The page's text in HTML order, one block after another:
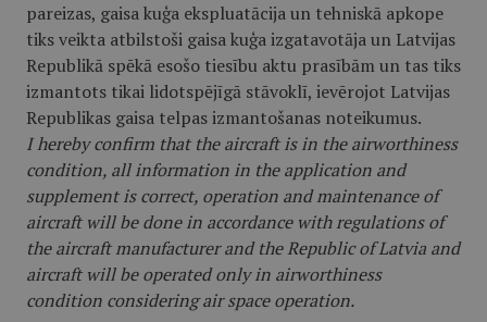
pareizas, gaisa kuģa ekspluatācija un tehniskā apkope
tiks veikta atbilstoši gaisa kuģa izgatavotāja un Latvijas
Republikā spēkā esošo tiesību aktu prasībām un tas tiks
izmantots tikai lidotspējīgā stāvoklī, ievērojot Latvijas
Republikas gaisa telpas izmantošanas noteikumus.
I hereby confirm that the aircraft is in the airworthiness
condition, all information in the application and
supplement is correct, operation and maintenance of
aircraft will be done in accordance with regulations of
the aircraft manufacturer and the Republic of Latvia and
aircraft will be operated only in airworthiness
condition considering air space operation.